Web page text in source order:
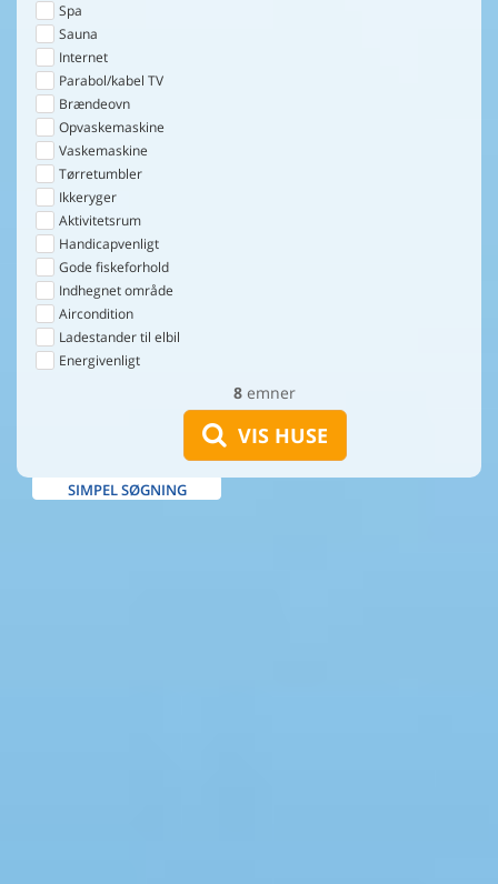
8 emner
VIS HUSE
Spa
Sauna
Internet
Parabol/kabel TV
Brændeovn
Opvaskemaskine
Vaskemaskine
Tørretumbler
Ikkeryger
Aktivitetsrum
Handicapvenligt
Gode fiskeforhold
Indhegnet område
Aircondition
Ladestander til elbil
Energivenligt
SIMPEL SØGNING